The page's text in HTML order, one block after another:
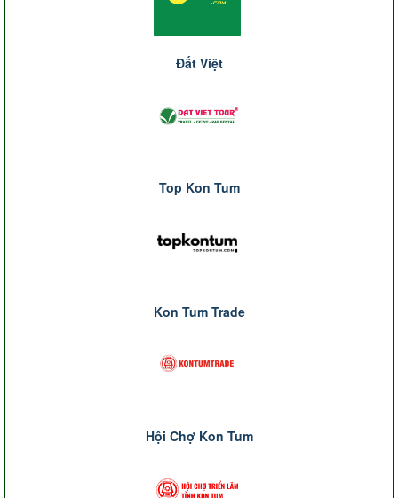
Đất Việt
Top Kon Tum
Kon Tum Trade
Hội Chợ Kon Tum